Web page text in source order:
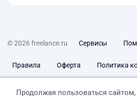
© 2026 freelance.ru Сервисы
Правила Оферта Политика
Продолжая пользоваться